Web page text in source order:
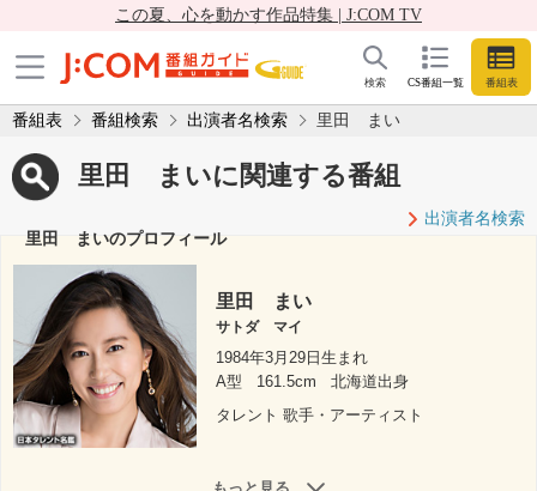
この夏、心を動かす作品特集 | J:COM TV
CS番組一覧 番組表
検索
番組表 番組検索 出演者名検索 里田 まい
里田 まいに関連する番組
出演者名検索
里田 まいのプロフィール
里田 まい
サトダ マイ
1984年3月29日生まれ
A型
161.5cm
北海道出身
タレント 歌手・アーティスト